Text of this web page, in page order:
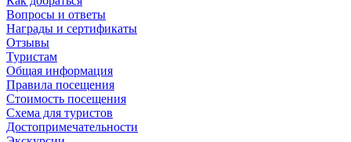
Вопросы и ответы
Награды и сертификаты
Отзывы
Туристам
Общая информация
Правила посещения
Стоимость посещения
Схема для туристов
Достопримечательности